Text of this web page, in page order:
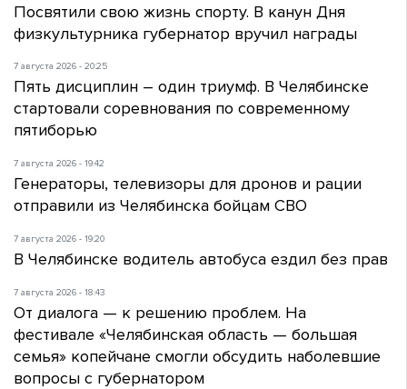
Посвятили свою жизнь спорту. В канун Дня
физкультурника губернатор вручил награды
7 августа 2026 - 20:25
Пять дисциплин – один триумф. В Челябинске
стартовали соревнования по современному
пятиборью
7 августа 2026 - 19:42
Генераторы, телевизоры для дронов и рации
отправили из Челябинска бойцам СВО
7 августа 2026 - 19:20
В Челябинске водитель автобуса ездил без прав
7 августа 2026 - 18:43
От диалога — к решению проблем. На
фестивале «Челябинская область — большая
семья» копейчане смогли обсудить наболевшие
вопросы с губернатором